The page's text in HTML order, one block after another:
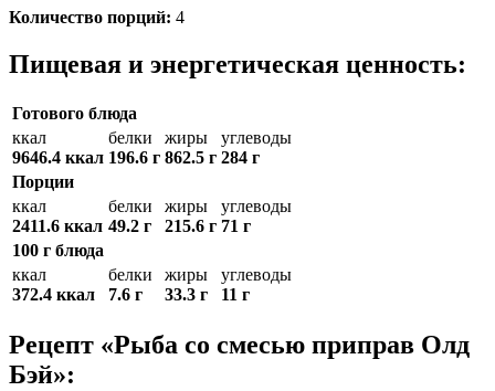
Количество порций: 4
Пищевая и энергетическая ценность:
Готового блюда
ккал
9646.4 ккал
белки
196.6 г
жиры
862.5 г
углеводы
284 г
Порции
ккал
2411.6 ккал
белки
49.2 г
жиры
215.6 г
углеводы
71 г
100 г блюда
ккал
372.4 ккал
белки
7.6 г
жиры
33.3 г
углеводы
11 г
Рецепт «Рыба со смесью приправ Олд
Бэй»: